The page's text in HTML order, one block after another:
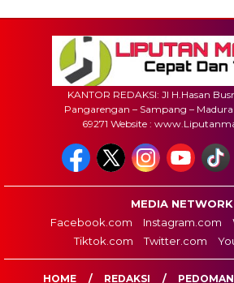
KANTOR REDAKSI: Jl H.Hasan
Pangarengan – Sampang –
69271 Website :
MEDIA NETWORK
Facebook.com
Instagram.com
Tiktok.com
Twitter.com
HOME REDAKSI